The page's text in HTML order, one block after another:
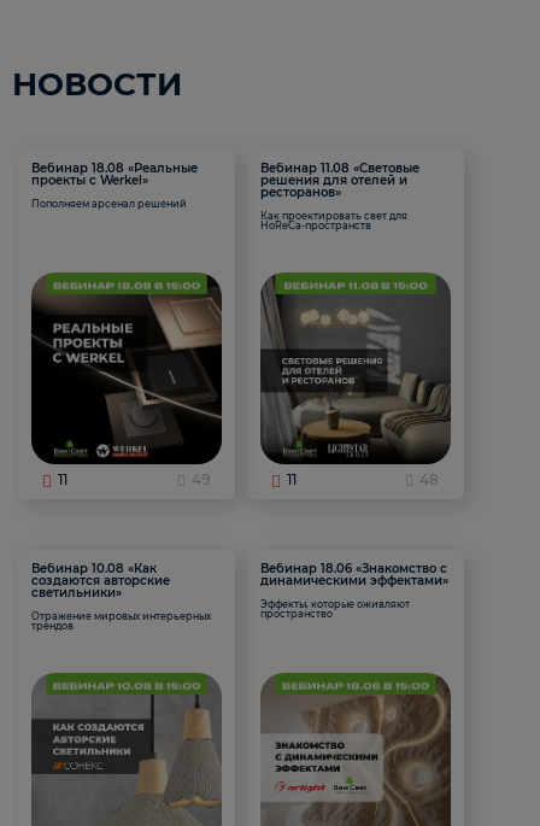
НОВОСТИ
Вебинар 18.08 «Реальные
проекты с Werkel»
Пополняем арсенал решений
11 49
Вебинар 11.08 «Световые
решения для отелей и
ресторанов»
Как проектировать свет для
HoReCa-пространств
11 48
Вебинар 10.08 «Как
создаются авторские
светильники»
Отражение мировых интерьерных
трендов
Вебинар 18.06 «Знакомство с
динамическими эффектами»
Эффекты, которые оживляют
пространство